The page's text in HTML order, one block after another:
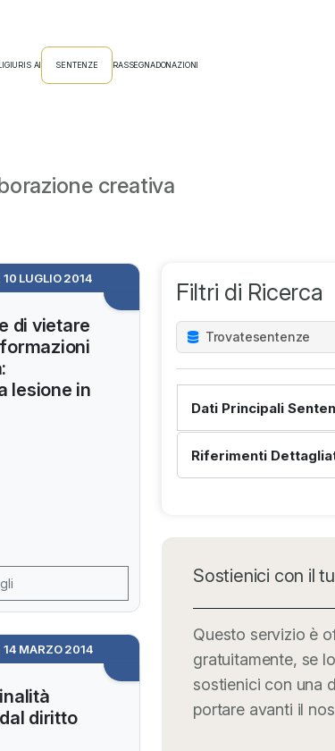
GIURIS AI SENTENZE RASSEGNADONAZIONI
creativa
Filtri di Ricerca
Trovatesentenze
Dati Principali
Riferimenti
Sostienici con il
Questo servizio è
gratuitamente, se
sostienici con una
portare avanti il
10 LUGLIO 2014
di vietare
lesione in
14 MARZO 2014
diritto